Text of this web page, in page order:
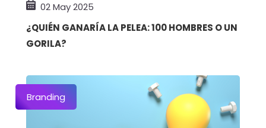
02 May 2025
¿QUIÉN GANARÍA LA PELEA: 100 HOMBRES O UN
GORILA?
Branding